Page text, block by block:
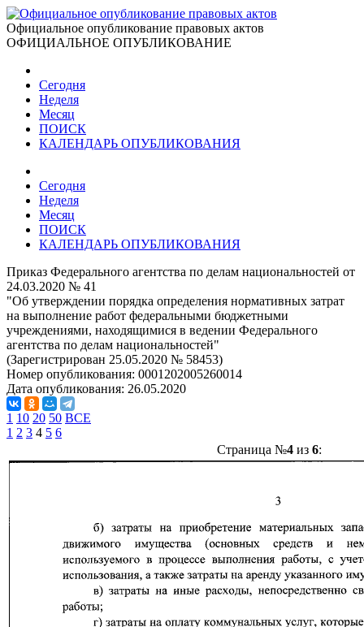
Официальное опубликование правовых актов
ОФИЦИАЛЬНОЕ ОПУБЛИКОВАНИЕ
Сегодня
Неделя
Месяц
ПОИСК
КАЛЕНДАРЬ ОПУБЛИКОВАНИЯ
Сегодня
Неделя
Месяц
ПОИСК
КАЛЕНДАРЬ ОПУБЛИКОВАНИЯ
Приказ Федерального агентства по делам национальностей от
24.03.2020 № 41
"Об утверждении порядка определения нормативных затрат
на выполнение работ федеральными бюджетными
учреждениями, находящимися в ведении Федерального
агентства по делам национальностей"
(Зарегистрирован 25.05.2020 № 58453)
Номер опубликования: 0001202005260014
Дата опубликования: 26.05.2020
1 10 20 50 ВСЕ
1 2 3 4 5 6
Страница №4из 6: